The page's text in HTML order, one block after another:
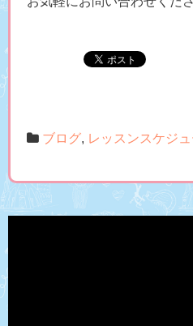
ブログ, レッスンスケジ